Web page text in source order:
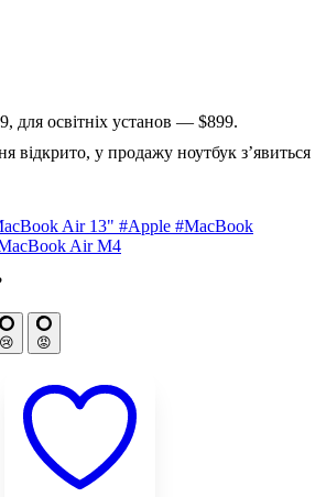
для освітніх установ — $899.
відкрито, у продажу ноутбук з’явиться
Air 13" #Apple #MacBook
Air M4
😢 😡